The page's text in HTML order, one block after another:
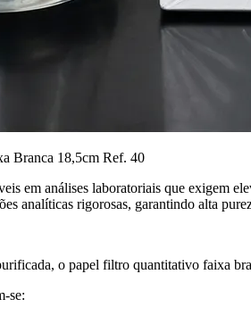
Branca 18,5cm Ref. 40
em análises laboratoriais que exigem
analíticas rigorosas, garantindo alta
o papel filtro quantitativo faixa
se: